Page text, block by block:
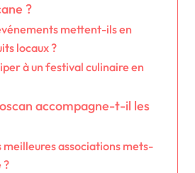
?
mettent-ils en
locaux ?
à un festival culinaire en
accompagne-t-il les
meilleures associations mets-
?